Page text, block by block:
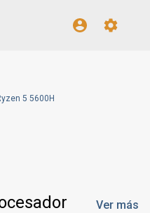
5 5600H
Ver más